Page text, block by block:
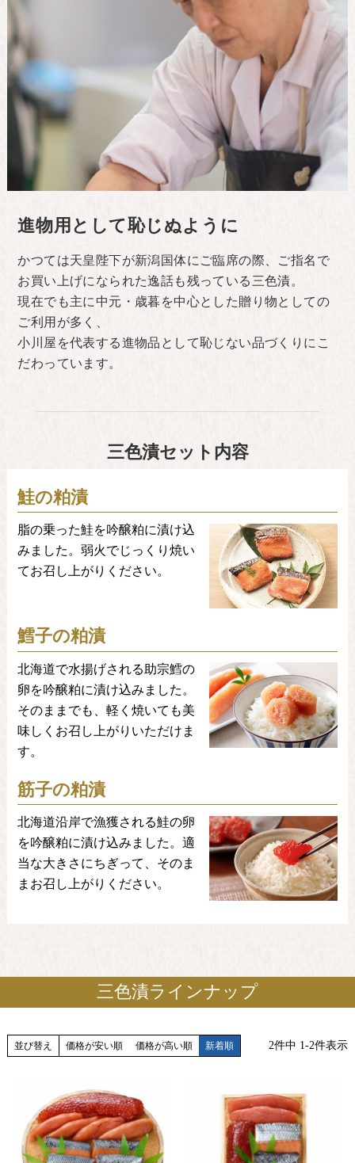
進物用として恥じぬように
かつては天皇陛下が新潟国体にご臨席の際、ご指名で
お買い上げになられた逸話も残っている三色漬。
現在でも主に中元・歳暮を中心とした贈り物としての
ご利用が多く、
小川屋を代表する進物品として恥じない品づくりにこ
だわっています。
三色漬セット内容
鮭の粕漬
脂の乗った鮭を吟醸粕に漬け込
みました。弱火でじっくり焼い
てお召し上がりください。
鱈子の粕漬
北海道で水揚げされる助宗鱈の
卵を吟醸粕に漬け込みました。
そのままでも、軽く焼いても美
味しくお召し上がりいただけま
す。
筋子の粕漬
北海道沿岸で漁獲される鮭の卵
を吟醸粕に漬け込みました。適
当な大きさにちぎって、そのま
まお召し上がりください。
三色漬ラインナップ
並び替え 価格が安い順 価格が高い順 新着順 2件中 1-2件表示